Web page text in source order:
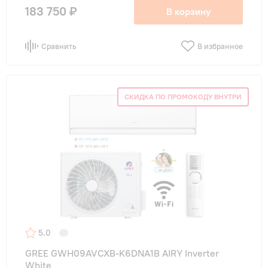
183 750 ₽ В корзину
Сравнить В избранное
СКИДКА ПО ПРОМОКОДУ ВНУТРИ
5.0
GREE GWH09AVCXB-K6DNA1B AIRY Inverter
White